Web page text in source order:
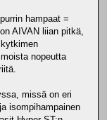
hampaat =
AIVAN liian pitkä,
nopeutta
missä on eri
isompihampainen